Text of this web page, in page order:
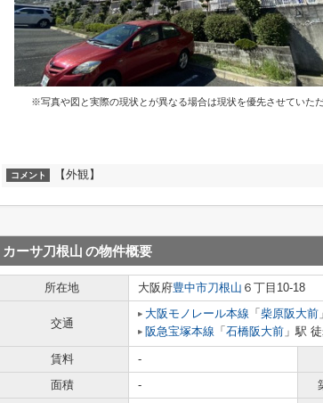
※写真や図と実際の現状とが異なる場合は現状を優先させていた
コメント 【外観】
カーサ刀根山 の物件概要
所在地 大阪府豊中市刀根山 ６丁目10-18
交通
大阪モノレール本線 「 柴原阪大前
阪急宝塚本線 「 石橋阪大前 」駅
賃料 -
面積
-